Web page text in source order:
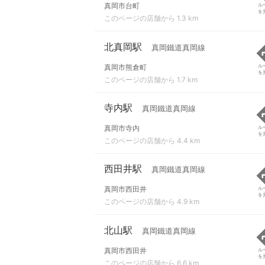
真岡市台町
このページの店舗から 1.3 km
ル
を
北真岡駅 真岡鐵道真岡線
真岡市熊倉町
このページの店舗から 1.7 km
ル
を
寺内駅 真岡鐵道真岡線
真岡市寺内
このページの店舗から 4.4 km
ル
を
西田井駅 真岡鐵道真岡線
真岡市西田井
このページの店舗から 4.9 km
ル
を
北山駅 真岡鐵道真岡線
真岡市西田井
このページの店舗から 6.6 km
ル
を